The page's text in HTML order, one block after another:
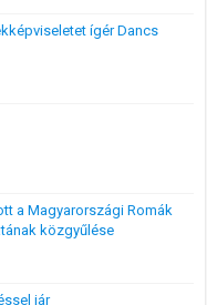
ígér Dancs
a Magyarországi Romák
közgyűlése
jár